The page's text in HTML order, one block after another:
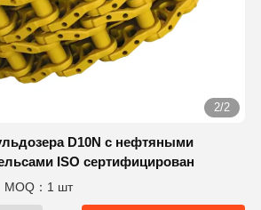
2/2
D10N с нефтяными
ISO сертифицирован
MOQ：1 шт